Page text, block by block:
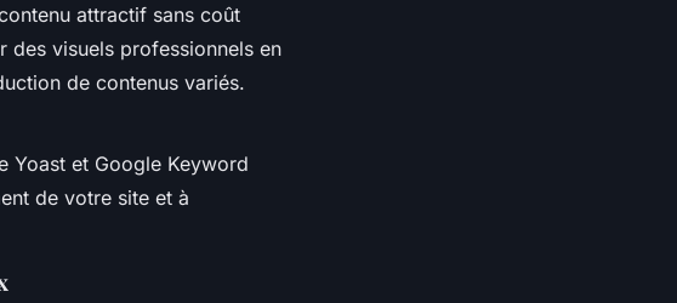
attractif sans coût
des visuels professionnels en
de contenus variés.
Yoast et Google Keyword
de votre site et à